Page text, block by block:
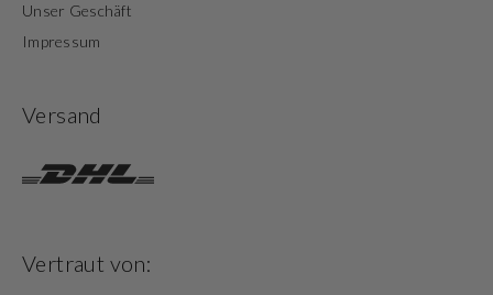
Unser Geschäft
Impressum
Versand
Vertraut von: